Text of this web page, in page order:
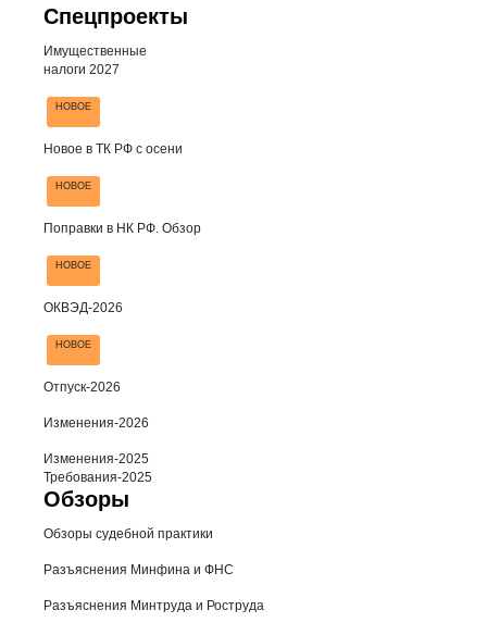
Спецпроекты
Имущественные
налоги 2027
НОВОЕ
Новое в ТК РФ с осени
НОВОЕ
Поправки в НК РФ. Обзор
НОВОЕ
ОКВЭД-2026
НОВОЕ
Отпуск-2026
Изменения-2026
Изменения-2025
Требования-2025
Обзоры
Обзоры судебной практики
Разъяснения Минфина и ФНС
Разъяснения Минтруда и Роструда